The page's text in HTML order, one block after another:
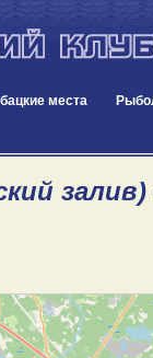
места